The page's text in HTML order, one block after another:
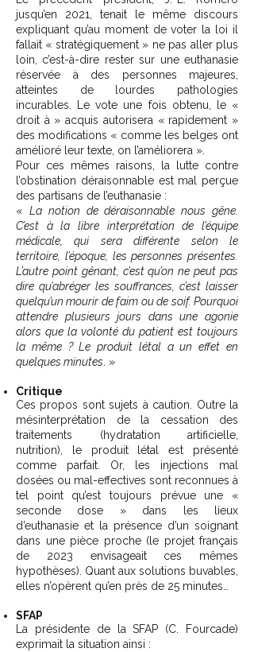
jusqu’en 2021, tenait le même discours
expliquant qu’au moment de voter la loi il
fallait « stratégiquement » ne pas aller plus
loin, c’est-à-dire rester sur une euthanasie
réservée à des personnes majeures,
atteintes de lourdes pathologies
incurables. Le vote une fois obtenu, le «
droit à » acquis autorisera « rapidement »
des modifications « comme les belges ont
amélioré leur texte, on l’améliorera ».
Pour ces mêmes raisons, la lutte contre
l’obstination déraisonnable est mal perçue
des partisans de l’euthanasie :
« La notion de déraisonnable nous gêne.
C’est à la libre interprétation de l’équipe
médicale, qui sera différente selon le
territoire, l’époque, les personnes présentes.
L’autre point gênant, c’est qu’on ne peut pas
dire qu’abréger les souffrances, c’est laisser
quelqu’un mourir de faim ou de soif. Pourquoi
attendre plusieurs jours dans une agonie
alors que la volonté du patient est toujours
la même ? Le produit létal a un effet en
quelques minutes . »
Critique
Ces propos sont sujets à caution. Outre la
mésinterprétation de la cessation des
traitements (hydratation artificielle,
nutrition), le produit létal est présenté
comme parfait. Or, les injections mal
dosées ou mal-effectives sont reconnues à
tel point qu’est toujours prévue une «
seconde dose » dans les lieux
d’euthanasie et la présence d’un soignant
dans une pièce proche (le projet français
de 2023 envisageait ces mêmes
hypothèses). Quant aux solutions buvables,
elles n’opèrent qu’en près de 25 minutes…
SFAP
La présidente de la SFAP (C. Fourcade)
exprimait la situation ainsi :